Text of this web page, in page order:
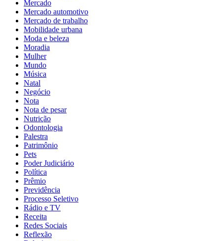
Mercado
Mercado automotivo
Mercado de trabalho
Mobilidade urbana
Moda e beleza
Moradia
Mulher
Mundo
Música
Natal
Negócio
Nota
Nota de pesar
Nutrição
Odontologia
Palestra
Patrimônio
Pets
Poder Judiciário
Política
Prêmio
Previdência
Processo Seletivo
Rádio e TV
Receita
Redes Sociais
Reflexão